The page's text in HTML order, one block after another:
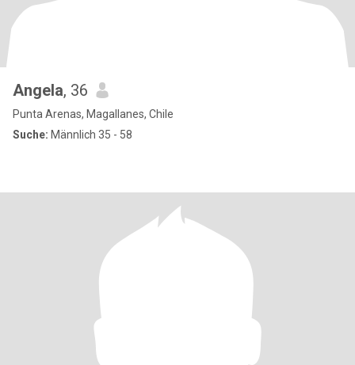
Angela, 36
Punta Arenas, Magallanes, Chile
Suche: Männlich 35 - 58